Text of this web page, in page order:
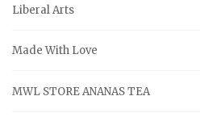
Liberal Arts
Made With Love
MWL STORE ANANAS TEA